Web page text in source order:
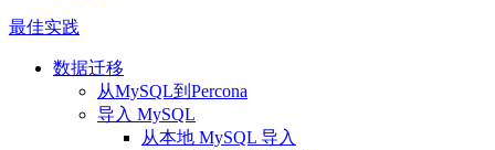
最佳实践
数据迁移
从MySQL到Percona
导入 MySQL
从本地 MySQL 导入